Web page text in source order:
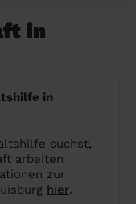
in
in
suchst,
arbeiten
zur
hier.